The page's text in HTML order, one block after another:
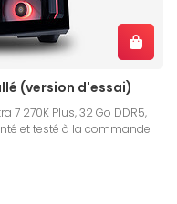
(version d'essai)
7 270K Plus, 32 Go DDR5,
et testé à la commande